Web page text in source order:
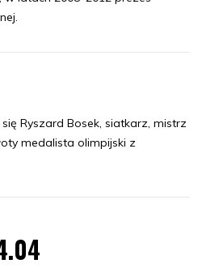
Ryszard Bosek, siatkarz, mistrz
medalista olimpijski z